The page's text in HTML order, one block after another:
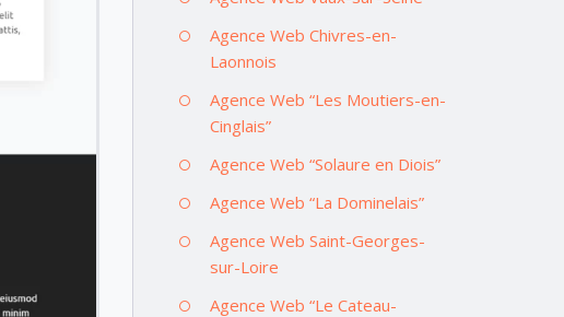
Agence Web Chivres-en-
Laonnois
Agence Web “Les Moutiers-en-
Cinglais”
Agence Web “Solaure en Diois”
Agence Web “La Dominelais”
Agence Web Saint-Georges-
sur-Loire
Agence Web “Le Cateau-